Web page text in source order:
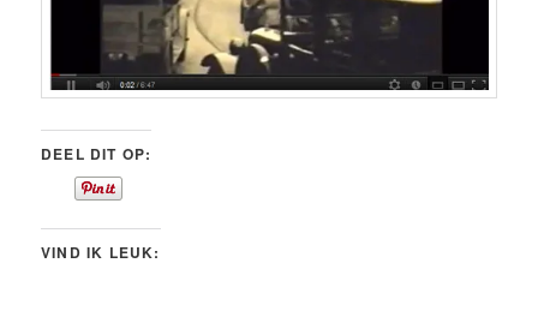
DEEL DIT OP:
VIND IK LEUK: